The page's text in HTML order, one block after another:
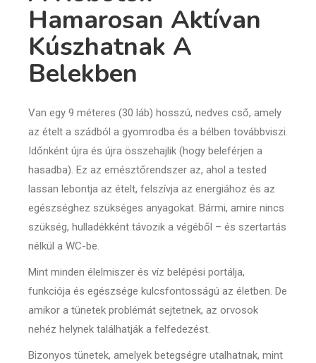
Hamarosan Aktívan
Kúszhatnak A
Belekben
Van egy 9 méteres (30 láb) hosszú, nedves cső, amely
az ételt a szádból a gyomrodba és a bélben továbbviszi.
Időnként újra és újra összehajlik (hogy beleférjen a
hasadba). Ez az emésztőrendszer az, ahol a tested
lassan lebontja az ételt, felszívja az energiához és az
egészséghez szükséges anyagokat. Bármi, amire nincs
szükség, hulladékként távozik a végéből – és szertartás
nélkül a WC-be.
Mint minden élelmiszer és víz belépési portálja,
funkciója és egészsége kulcsfontosságú az életben. De
amikor a tünetek problémát sejtetnek, az orvosok
nehéz helynek találhatják a felfedezést.
Bizonyos tünetek, amelyek betegségre utalhatnak, mint